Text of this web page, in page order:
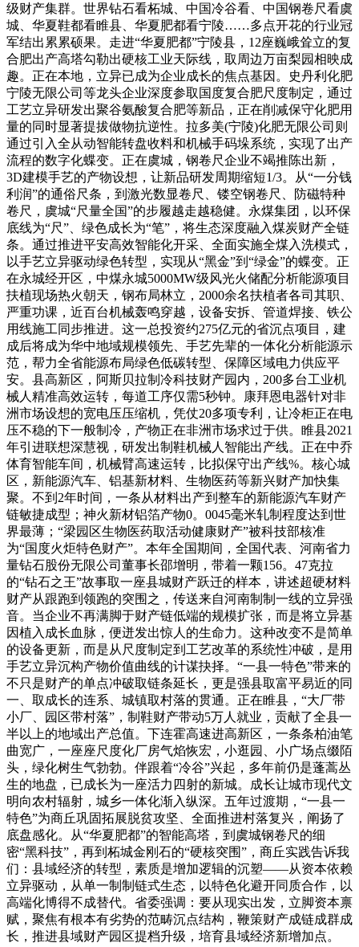
级财产集群。世界钻石看柘城、中国冷谷看、中国钢卷尺看虞
城、华夏鞋都看睢县、华夏肥都看宁陵……多点开花的行业冠
军结出累累硕果。走进“华夏肥都”宁陵县，12座巍峨耸立的复
合肥出产高塔勾勒出硬核工业天际线，取周边万亩梨园相映成
趣。正在本地，立异已成为企业成长的焦点基因。史丹利化肥
宁陵无限公司等龙头企业深度参取国度复合肥尺度制定，通过
工艺立异研发出聚谷氨酸复合肥等新品，正在削减保守化肥用
量的同时显著提拔做物抗逆性。拉多美(宁陵)化肥无限公司则
通过引入全从动智能转盘收料和机械手码垛系统，实现了出产
流程的数字化蝶变。正在虞城，钢卷尺企业不竭推陈出新，
3D建模手艺的产物设想，让新品研发周期缩短1/3。从“一分钱
利润”的通俗尺条，到激光数显卷尺、镂空钢卷尺、防磁特种
卷尺，虞城“尺量全国”的步履越走越稳健。永煤集团，以环保
底线为“尺”、绿色成长为“笔”，将生态深度融入煤炭财产全链
条。通过推进平安高效智能化开采、全面实施全煤入洗模式，
以手艺立异驱动绿色转型，实现从“黑金”到“绿金”的蝶变。正
在永城经开区，中煤永城5000MW级风光火储配分析能源项目
扶植现场热火朝天，钢布局林立，2000余名扶植者各司其职、
严重功课，近百台机械轰鸣穿越，设备安拆、管道焊接、铁公
用线施工同步推进。这一总投资约275亿元的省沉点项目，建
成后将成为华中地域规模领先、手艺先辈的一体化分析能源示
范，帮力全省能源布局绿色低碳转型、保障区域电力供应平
安。县高新区，阿斯贝拉制冷科技财产园内，200多台工业机
械人精准高效运转，每道工序仅需5秒钟。康拜恩电器针对非
洲市场设想的宽电压压缩机，凭仗20多项专利，让冷柜正在电
压不稳的下一般制冷，产物正在非洲市场求过于供。睢县2021
年引进联想深慧视，研发出制鞋机械人智能出产线。正在中乔
体育智能车间，机械臂高速运转，比拟保守出产线%。核心城
区，新能源汽车、铝基新材料、生物医药等新兴财产加快集
聚。不到2年时间，一条从材料出产到整车的新能源汽车财产
链敏捷成型；神火新材铝箔产物0。0045毫米轧制程度达到世
界最薄；“梁园区生物医药取活动健康财产”被科技部核准
为“国度火炬特色财产”。本年全国期间，全国代表、河南省力
量钻石股份无限公司董事长邵增明，带着一颗156。47克拉
的“钻石之王”故事取一座县城财产跃迁的样本，讲述超硬材料
财产从跟跑到领跑的突围之，传送来自河南制制一线的立异强
音。当企业不再满脚于财产链低端的规模扩张，而是将立异基
因植入成长血脉，便迸发出惊人的生命力。这种改变不是简单
的设备更新，而是从尺度制定到工艺改革的系统性冲破，是用
手艺立异沉构产物价值曲线的计谋抉择。“一县一特色”带来的
不只是财产的单点冲破取链条延长，更是强县取富平易近的同
一、取成长的连系、城镇取村落的贯通。正在睢县，“大厂带
小厂、园区带村落”，制鞋财产带动5万人就业，贡献了全县一
半以上的地域出产总值。下连霍高速进高新区，一条条柏油笔
曲宽广，一座座尺度化厂房气焰恢宏，小逛园、小广场点缀陌
头，绿化树生气勃勃。伴跟着“冷谷”兴起，多年前仍是蓬蒿丛
生的地盘，已成长为一座活力四射的新城。成长让城市现代文
明向农村辐射，城乡一体化渐入纵深。五年过渡期，“一县一
特色”为商丘巩固拓展脱贫攻坚、全面推进村落复兴，阐扬了
底盘感化。从“华夏肥都”的智能高塔，到虞城钢卷尺的细
密“黑科技”，再到柘城金刚石的“硬核突围”，商丘实践告诉我
们：县域经济的转型，素质是增加逻辑的沉塑——从资本依赖
立异驱动，从单一制制链式生态，以特色化避开同质合作，以
高端化博得不成替代。省委强调：要从现实出发，立脚资本禀
赋，聚焦有根本有劣势的范畴沉点结构，鞭策财产成链成群成
长，推进县域财产园区提档升级，培育县域经济新增加点。